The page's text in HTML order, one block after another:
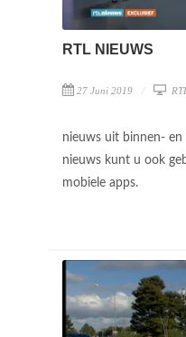
RTL NIEUWS
27 Juni 2019
nieuws uit binnen- en
nieuws kunt u ook
mobiele apps.